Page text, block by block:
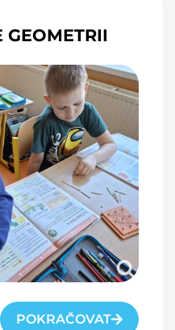
GEOMETRII
POKRAČOVAT